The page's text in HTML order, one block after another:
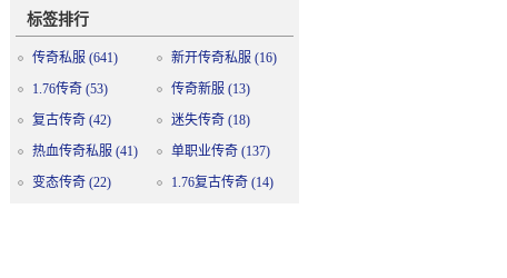
标签排行
传奇私服 (641) 新开传奇私服 (16)
1.76传奇 (53) 传奇新服 (13)
复古传奇 (42) 迷失传奇 (18)
热血传奇私服 (41) 单职业传奇 (137)
变态传奇 (22) 1.76复古传奇 (14)